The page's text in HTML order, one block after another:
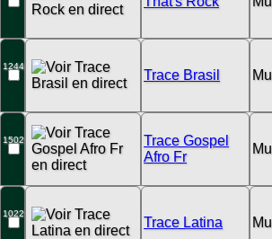
1244
Trace Brasil
1502
Trace Gospel
Afro Fr
1022
Trace Latina